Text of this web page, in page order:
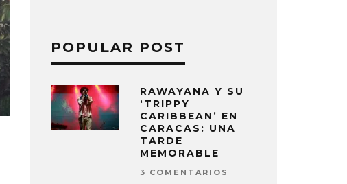
POPULAR POST
RAWAYANA Y SU
‘TRIPPY
CARIBBEAN’ EN
CARACAS: UNA
TARDE
MEMORABLE
3 COMENTARIOS